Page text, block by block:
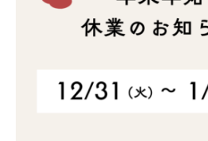
ご予約・お問合せ